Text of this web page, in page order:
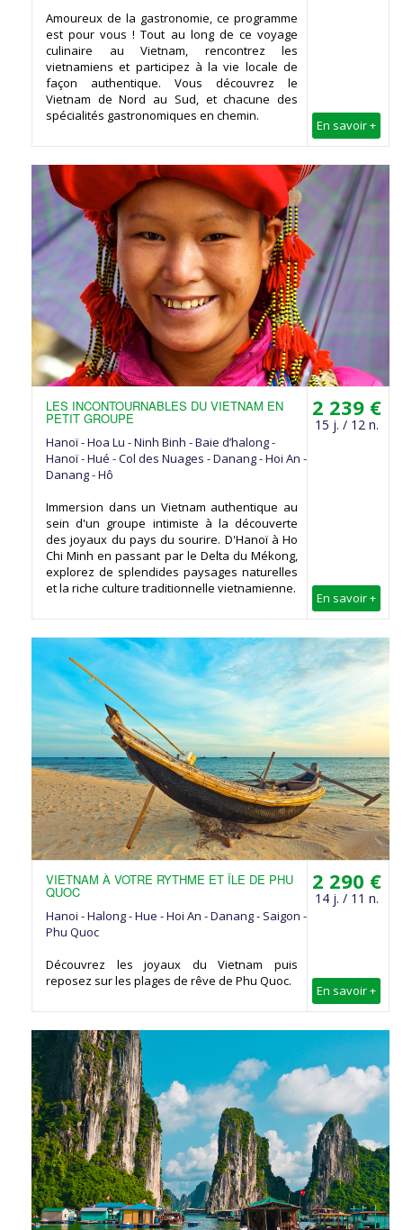
En savoir +
Amoureux de la gastronomie, ce programme
est pour vous ! Tout au long de ce voyage
culinaire au Vietnam, rencontrez les
vietnamiens et participez à la vie locale de
façon authentique. Vous découvrez le
Vietnam de Nord au Sud, et chacune des
spécialités gastronomiques en chemin.
2 239 €
15 j. / 12 n.
En savoir +
LES INCONTOURNABLES DU VIETNAM EN
PETIT GROUPE
Hanoï - Hoa Lu - Ninh Binh - Baie d’halong -
Hanoï - Hué - Col des Nuages - Danang - Hoi An -
Danang - Hô
Immersion dans un Vietnam authentique au
sein d'un groupe intimiste à la découverte
des joyaux du pays du sourire. D'Hanoï à Ho
Chi Minh en passant par le Delta du Mékong,
explorez de splendides paysages naturelles
et la riche culture traditionnelle vietnamienne.
2 290 €
14 j. / 11 n.
En savoir +
VIETNAM À VOTRE RYTHME ET ÎLE DE PHU
QUOC
Hanoi - Halong - Hue - Hoi An - Danang - Saigon -
Phu Quoc
Découvrez les joyaux du Vietnam puis
reposez sur les plages de rêve de Phu Quoc.